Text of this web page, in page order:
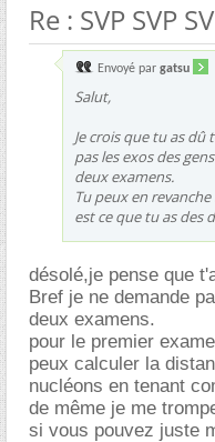
Re : SVP SVP
Envoyé par gatsu
Salut,
Je crois que tu as
pas les exos des
deux examens.
Tu peux en
est ce que tu as des
désolé,je pense que
Bref je ne demande
deux examens.
pour le premier
peux calculer la
nucléons en tenant
de même je me
si vous pouvez juste